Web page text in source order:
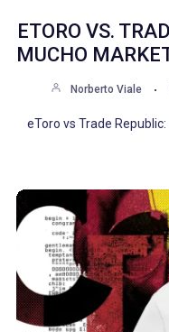
ETORO VS.
MUCHO
Norberto Viale
eToro vs Trade